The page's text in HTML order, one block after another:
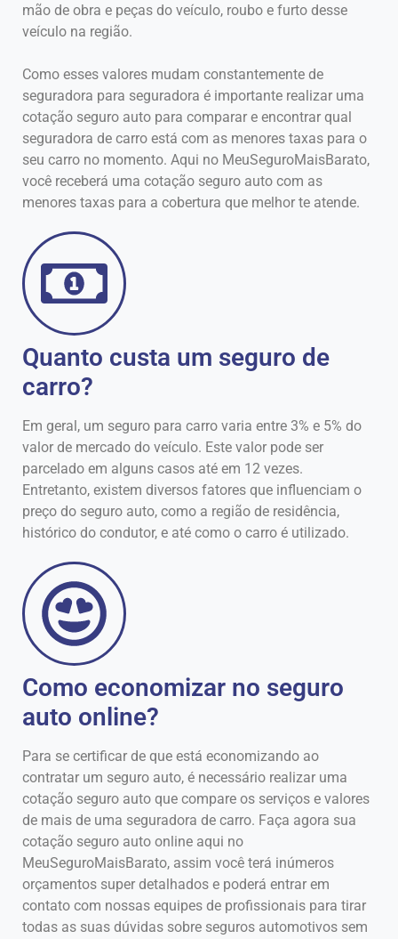
mão de obra e peças do veículo, roubo e furto desse
veículo na região.
Como esses valores mudam constantemente de
seguradora para seguradora é importante realizar uma
cotação seguro auto para comparar e encontrar qual
seguradora de carro está com as menores taxas para o
seu carro no momento. Aqui no MeuSeguroMaisBarato,
você receberá uma cotação seguro auto com as
menores taxas para a cobertura que melhor te atende.
Quanto custa um seguro de
carro?
Em geral, um seguro para carro varia entre 3% e 5% do
valor de mercado do veículo. Este valor pode ser
parcelado em alguns casos até em 12 vezes.
Entretanto, existem diversos fatores que influenciam o
preço do seguro auto, como a região de residência,
histórico do condutor, e até como o carro é utilizado.
Como economizar no seguro
auto online?
Para se certificar de que está economizando ao
contratar um seguro auto, é necessário realizar uma
cotação seguro auto que compare os serviços e valores
de mais de uma seguradora de carro. Faça agora sua
cotação seguro auto online aqui no
MeuSeguroMaisBarato, assim você terá inúmeros
orçamentos super detalhados e poderá entrar em
contato com nossas equipes de profissionais para tirar
todas as suas dúvidas sobre seguros automotivos sem